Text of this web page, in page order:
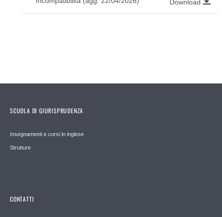
Download
SCUOLA DI GIURISPRUDENZA
Insegnamenti e corsi in inglese
Strutture
CONTATTI